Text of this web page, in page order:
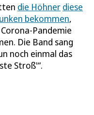
die Höhner diese
bekommen,
Pandemie
Die Band sang
noch einmal das
Stroß'“.